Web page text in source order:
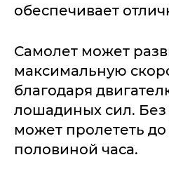
обеспечивает
Самолет может
максимальную
благодаря
лошадиных сил. Без
может пролететь до
половиной часа.